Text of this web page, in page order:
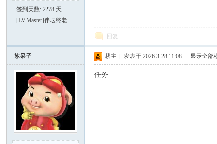
签到天数: 2278 天
[LV.Master]伴坛终老
回复
苏呆子 楼主 发表于 2026-3-28 11:08 显示全部
任务